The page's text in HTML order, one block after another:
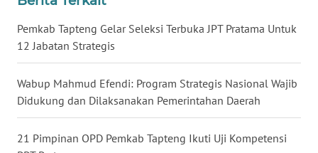
Pemkab Tapteng Gelar Seleksi Terbuka JPT Pratama Untuk
12 Jabatan Strategis
Wabup Mahmud Efendi: Program Strategis Nasional Wajib
Didukung dan Dilaksanakan Pemerintahan Daerah
21 Pimpinan OPD Pemkab Tapteng Ikuti Uji Kompetensi
WN
KALTARA
WN
KALSEL
WN